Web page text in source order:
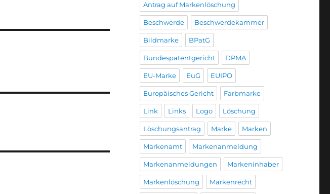
Antrag auf Markenlöschung
Beschwerde Beschwerdekammer
Bildmarke BPatG
Bundespatentgericht DPMA
EU-Marke EuG EUIPO
Europäisches Gericht Farbmarke
Link Links Logo Löschung
Löschungsantrag Marke Marken
Markenamt Markenanmeldung
Markenanmeldungen Markeninhaber
Markenlöschung Markenrecht